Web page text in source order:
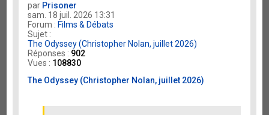
par Prisoner
sam. 18 juil. 2026 13:31
Forum : Films & Débats
Sujet :
The Odyssey (Christopher Nolan, juillet 2026)
Réponses : 902
Vues : 108830
The Odyssey (Christopher Nolan, juillet 2026)